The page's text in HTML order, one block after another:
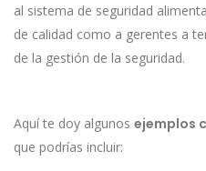
al sistema de seguridad
de calidad como a gerentes a
de la gestión de la seguridad.
Aquí te doy algunos ejemplos
que podrías incluir: